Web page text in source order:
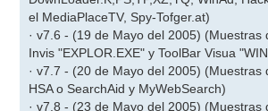
el MediaPlaceTV, Spy-Tofger.at)
· v7.6 - (19 de Mayo del 2005) (Muestras
Invis "EXPLOR.EXE" y ToolBar Visua
· v7.7 - (20 de Mayo del 2005) (Muestras
HSA o SearchAid y MyWebSearch)
· v7.8 - (23 de Mayo del 2005) (Muestras